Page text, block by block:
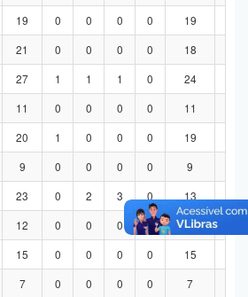
19 0 0 0 0 19
21 0 0 0 0 18
27 1 1 1 0 24
11 0 0 0 0 11
20 1 0 0 0 19
9 0 0 0 0 9
23 0 2 3 0 13
12 0 0 0 0 12
15 0 0 0 0 15
7 0 0 0 0 7